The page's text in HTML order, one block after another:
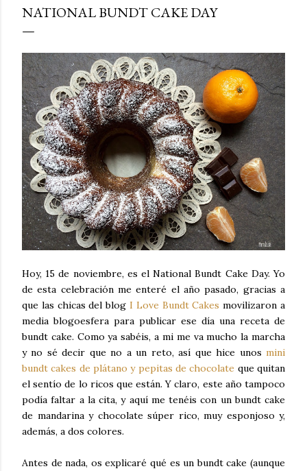
NATIONAL BUNDT CAKE DAY
Hoy, 15 de noviembre, es el National Bundt Cake Day. Yo
de esta celebración me enteré el año pasado, gracias a
que las chicas del blog I Love Bundt Cakes movilizaron a
media blogoesfera para publicar ese día una receta de
bundt cake. Como ya sabéis, a mi me va mucho la marcha
y no sé decir que no a un reto, así que hice unos mini
bundt cakes de plátano y pepitas de chocolate que quitan
el sentío de lo ricos que están. Y claro, este año tampoco
podía faltar a la cita, y aquí me tenéis con un bundt cake
de mandarina y chocolate súper rico, muy esponjoso y,
además, a dos colores.
Antes de nada, os explicaré qué es un bundt cake (aunque